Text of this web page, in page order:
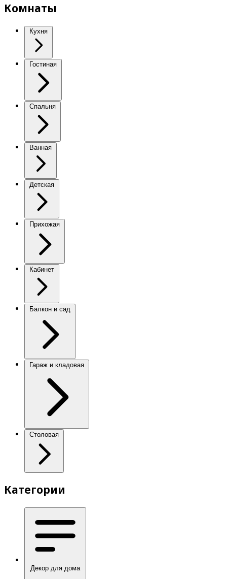
Комнаты
Кухня
Гостиная
Спальня
Ванная
Детская
Прихожая
Кабинет
Балкон и сад
Гараж и кладовая
Столовая
Категории
Декор для дома